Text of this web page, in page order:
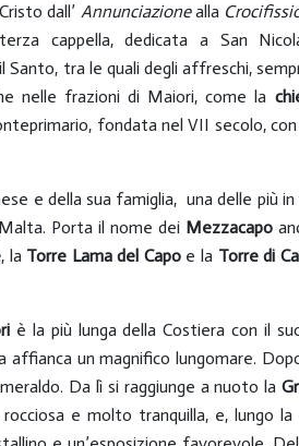
dall’ Annunciazionealla
cappella, dedicata a San
Santo, tra le quali degli affreschi,
nelle frazioni di Maiori, come la
fondata nel VII secolo,
e della sua famiglia, una delle più
Porta il nome dei Mezzacapo
, la Torre Lama del Capoe la Torre di
è la più lunga della Costiera con il
un magnifico lungomare.
Da lì si raggiunge a nuoto la
rocciosa e molto tranquilla, e, lungo